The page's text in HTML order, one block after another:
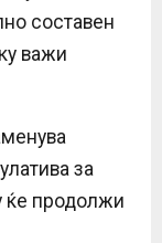
составен
важи
за
ќе продолжи